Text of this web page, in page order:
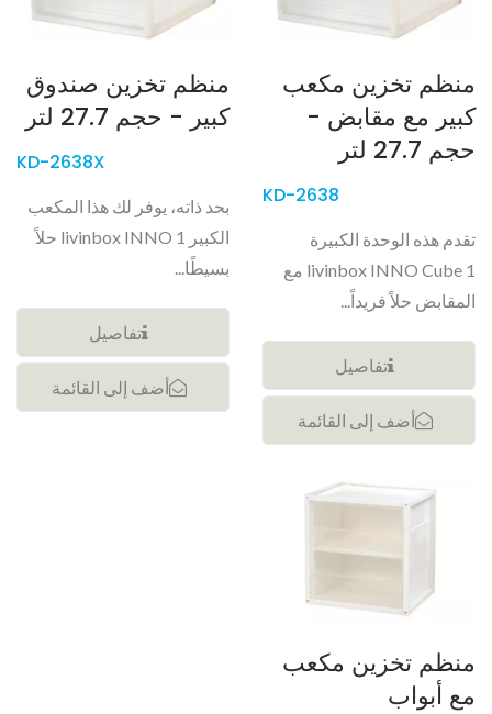
منظم تخزين مكعب
كبير مع مقابض -
حجم 27.7 لتر
KD-2638
تقدم هذه الوحدة الكبيرة
livinbox INNO Cube 1 مع
المقابض حلاً فريداً...
تفاصيل
أضف إلى القائمة
منظم تخزين صندوق
كبير - حجم 27.7 لتر
KD-2638X
بحد ذاته، يوفر لك هذا المكعب
الكبير livinbox INNO 1 حلاً
بسيطًا...
تفاصيل
أضف إلى القائمة
منظم تخزين مكعب
مع أبواب